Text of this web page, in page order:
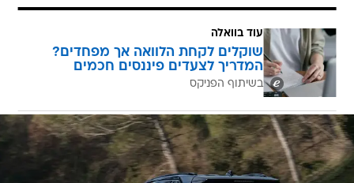
עוד בוואלה
שוקלים לקחת הלוואה אך מפחדים?
המדריך לצעדים פיננסים חכמים
בשיתוף הפניקס